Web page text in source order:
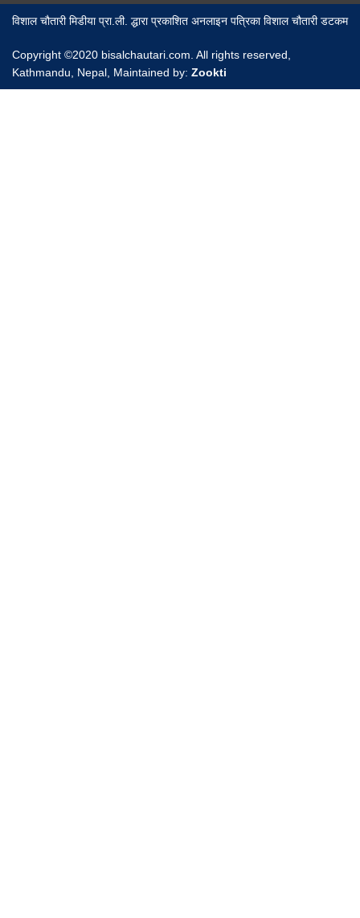
विशाल चौतारी मिडीया प्रा.ली. द्धारा प्रकाशित अनलाइन पत्रिका विशाल चौतारी डटकम
Copyright ©2020 bisalchautari.com. All rights reserved,
Kathmandu, Nepal, Maintained by: Zookti